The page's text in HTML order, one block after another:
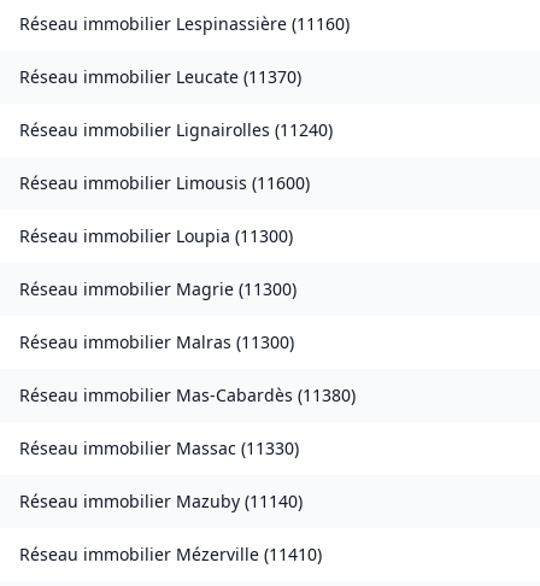
Réseau immobilier Lespinassière (11160)
Réseau immobilier Leucate (11370)
Réseau immobilier Lignairolles (11240)
Réseau immobilier Limousis (11600)
Réseau immobilier Loupia (11300)
Réseau immobilier Magrie (11300)
Réseau immobilier Malras (11300)
Réseau immobilier Mas-Cabardès (11380)
Réseau immobilier Massac (11330)
Réseau immobilier Mazuby (11140)
Réseau immobilier Mézerville (11410)